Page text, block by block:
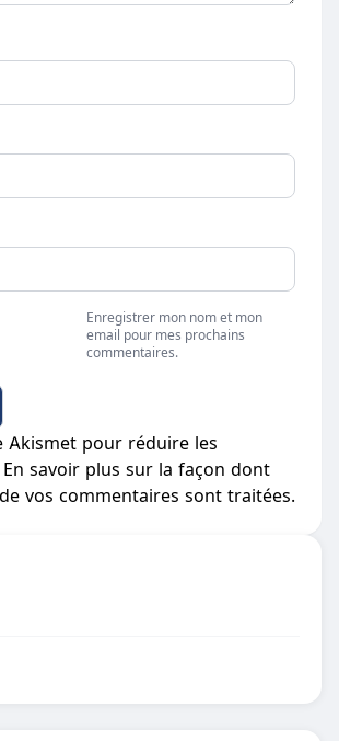
Enregistrer mon nom et mon
email pour mes prochains
commentaires.
Akismet pour réduire les
En savoir plus sur la façon dont
vos commentaires sont traitées.